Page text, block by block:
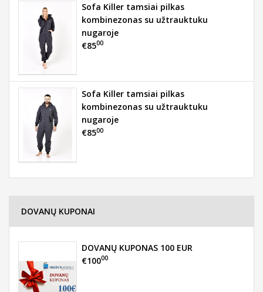
Sofa Killer tamsiai pilkas
kombinezonas su užtrauktuku
nugaroje
€8500
Sofa Killer tamsiai pilkas
kombinezonas su užtrauktuku
nugaroje
€8500
DOVANŲ KUPONAI
DOVANŲ KUPONAS 100 EUR
€10000